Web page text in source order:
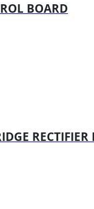
BOARD
RECTIFIER